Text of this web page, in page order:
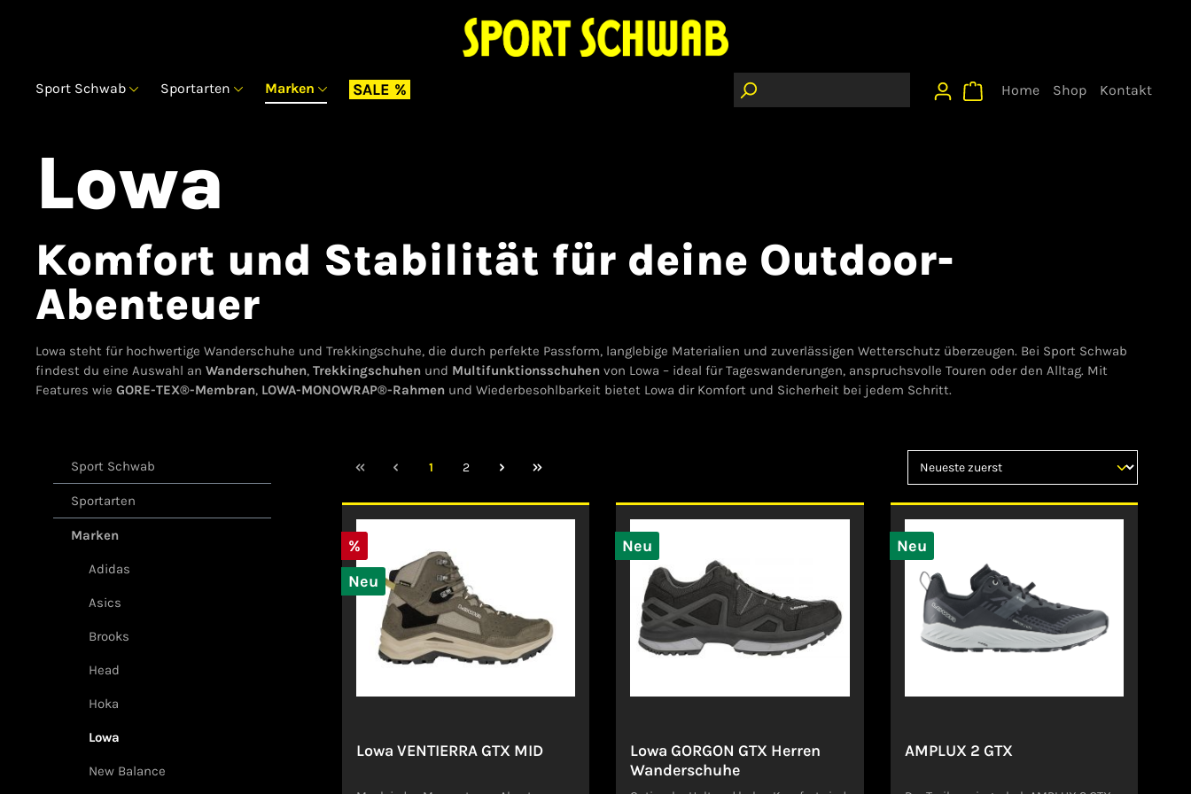
Sport Schwab Sportarten Marken SALE % Home Shop Kontakt
Lowa
Komfort und Stabilität für deine Outdoor-
Abenteuer
Lowa steht für hochwertige Wanderschuhe und Trekkingschuhe, die durch perfekte Passform, langlebige Materialien und zuverlässigen Wetterschutz überzeugen. Bei Sport Schwab
findest du eine Auswahl an Wanderschuhen, Trekkingschuhen und Multifunktionsschuhen von Lowa – ideal für Tageswanderungen, anspruchsvolle Touren oder den Alltag. Mit
Features wie GORE-TEX®-Membran, LOWA-MONOWRAP®-Rahmen und Wiederbesohlbarkeit bietet Lowa dir Komfort und Sicherheit bei jedem Schritt.
Sport Schwab
Sportarten
Marken
Adidas
Asics
Brooks
Head
Hoka
Lowa
New Balance
1 2
%
Neu
Lowa VENTIERRA GTX MID
Neu
Lowa GORGON GTX Herren
Wanderschuhe
Neu
AMPLUX 2 GTX